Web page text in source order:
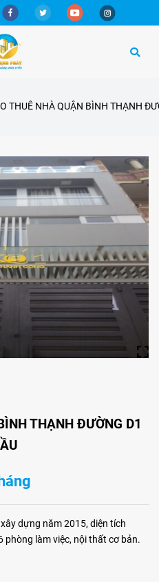
THUÊ NHÀ QUẬN BÌNH THẠNH
THẠNH ĐƯỜNG D1
dựng năm 2015, diện tích
phòng làm việc, nội thất cơ bản.